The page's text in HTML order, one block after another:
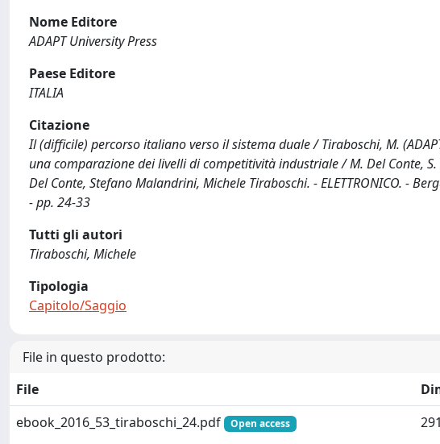
Nome Editore
ADAPT University Press
Paese Editore
ITALIA
Citazione
Il (difficile) percorso italiano verso il sistema duale / Tiraboschi, M.
una comparazione dei livelli di competitività industriale / M. Del Conte,
Del Conte, Stefano Malandrini, Michele Tiraboschi. - ELETTRONICO. -
- pp. 24-33
Tutti gli autori
Tiraboschi, Michele
Tipologia
Capitolo/Saggio
File in questo prodotto:
File
ebook_2016_53_tiraboschi_24.pdf
Open access